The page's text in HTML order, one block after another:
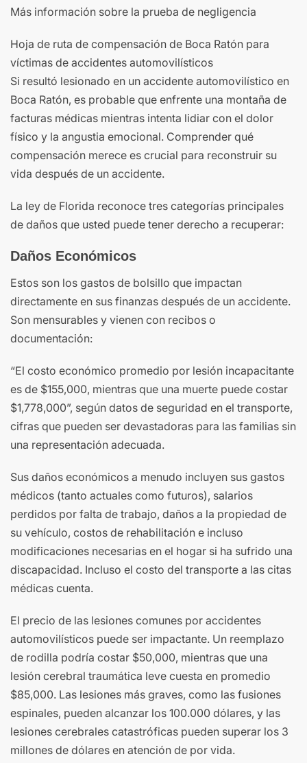
Más información sobre la prueba de negligencia
Hoja de ruta de compensación de Boca Ratón para
víctimas de accidentes automovilísticos
Si resultó lesionado en un accidente automovilístico en
Boca Ratón, es probable que enfrente una montaña de
facturas médicas mientras intenta lidiar con el dolor
físico y la angustia emocional. Comprender qué
compensación merece es crucial para reconstruir su
vida después de un accidente.
La ley de Florida reconoce tres categorías principales
de daños que usted puede tener derecho a recuperar:
Daños Económicos
Estos son los gastos de bolsillo que impactan
directamente en sus finanzas después de un accidente.
Son mensurables y vienen con recibos o
documentación:
“El costo económico promedio por lesión incapacitante
es de $155,000, mientras que una muerte puede costar
$1,778,000”, según datos de seguridad en el transporte,
cifras que pueden ser devastadoras para las familias sin
una representación adecuada.
Sus daños económicos a menudo incluyen sus gastos
médicos (tanto actuales como futuros), salarios
perdidos por falta de trabajo, daños a la propiedad de
su vehículo, costos de rehabilitación e incluso
modificaciones necesarias en el hogar si ha sufrido una
discapacidad. Incluso el costo del transporte a las citas
médicas cuenta.
El precio de las lesiones comunes por accidentes
automovilísticos puede ser impactante. Un reemplazo
de rodilla podría costar $50,000, mientras que una
lesión cerebral traumática leve cuesta en promedio
$85,000. Las lesiones más graves, como las fusiones
espinales, pueden alcanzar los 100.000 dólares, y las
lesiones cerebrales catastróficas pueden superar los 3
millones de dólares en atención de por vida.